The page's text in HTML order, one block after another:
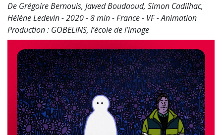
De Grégoire Bernouis, Jawed Boudaoud, Simon Cadilhac,
Hélène Ledevin - 2020 - 8 min - France - VF - Animation
Production : GOBELINS, l’école de l’image